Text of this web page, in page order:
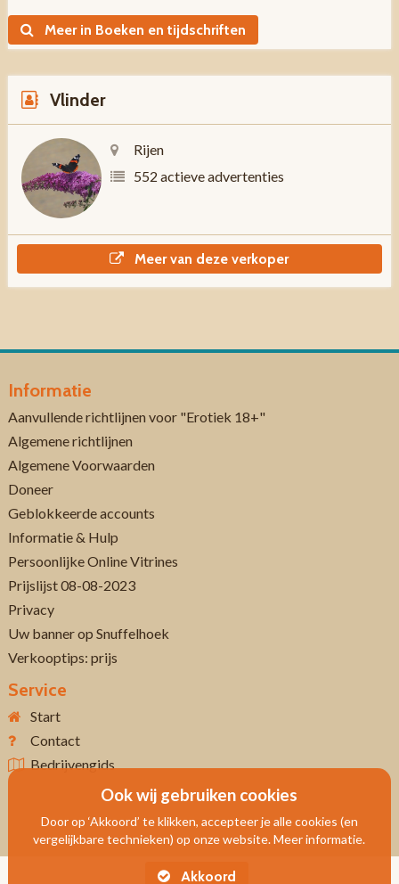
Meer in Boeken en tijdschriften
Vlinder
Rijen
552 actieve advertenties
Meer van deze verkoper
Informatie
Aanvullende richtlijnen voor "Erotiek 18+"
Algemene richtlijnen
Algemene Voorwaarden
Doneer
Geblokkeerde accounts
Informatie & Hulp
Persoonlijke Online Vitrines
Prijslijst 08-08-2023
Privacy
Uw banner op Snuffelhoek
Verkooptips: prijs
Service
Start
Contact
Bedrijvengids
Ook wij gebruiken cookies
Door op ‘Akkoord’ te klikken, accepteer je alle cookies (en
vergelijkbare technieken) op onze website. Meer informatie.
Akkoord